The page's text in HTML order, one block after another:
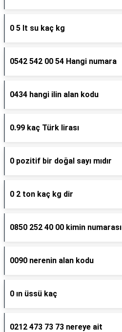
0 5 lt su kaç kg
0542 542 00 54 Hangi numara
0434 hangi ilin alan kodu
0.99 kaç Türk lirası
0 pozitif bir doğal sayı mıdır
0 2 ton kaç kg dir
0850 252 40 00 kimin numarası
0090 nerenin alan kodu
0 ın üssü kaç
0212 473 73 73 nereye ait